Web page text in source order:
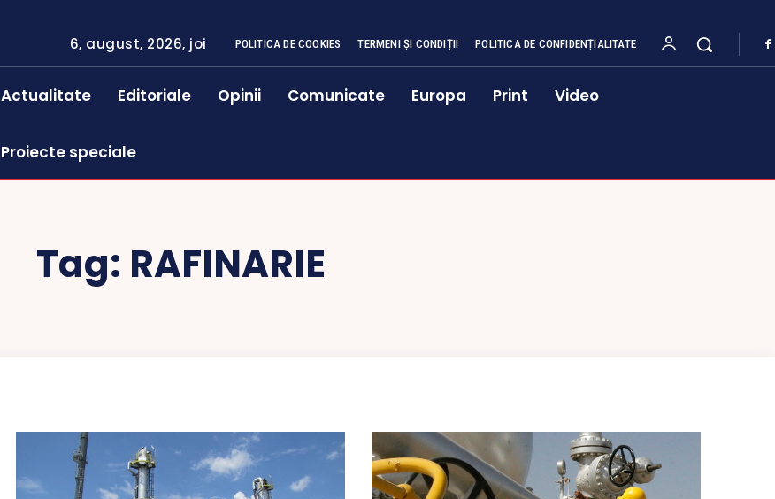
6, august, 2026, joi POLITICA DE COOKIES TERMENI ȘI CONDIȚII POLITICA DE CONFIDENȚIALITATE
Actualitate Editoriale Opinii Comunicate Europa Print Video
Proiecte speciale
Tag: RAFINARIE